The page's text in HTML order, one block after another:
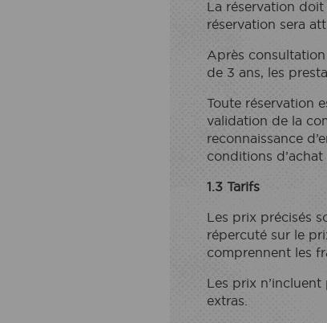
La réservation
réservation sera
Après
de 3 ans, les
Toute réservation
validation de la
reconnaissance
conditions d’achat
1.3 Tarifs
Les prix précisés
répercuté sur le
comprennent les
Les prix
extras.